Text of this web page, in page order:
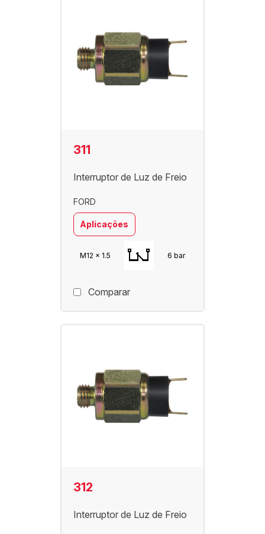
311
Interruptor de Luz de Freio
FORD
Aplicações
M12 x 1.5 6 bar
Comparar
312
Interruptor de Luz de Freio